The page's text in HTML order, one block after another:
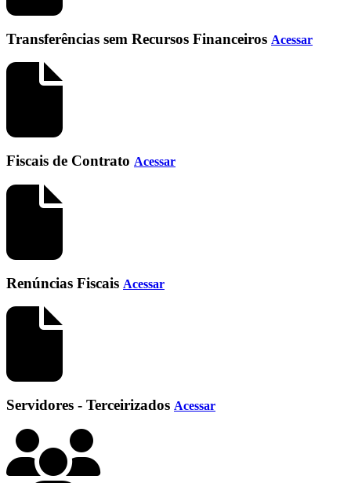
Transferências sem Recursos Financeiros Acessar
Fiscais de Contrato Acessar
Renúncias Fiscais Acessar
Servidores - Terceirizados Acessar